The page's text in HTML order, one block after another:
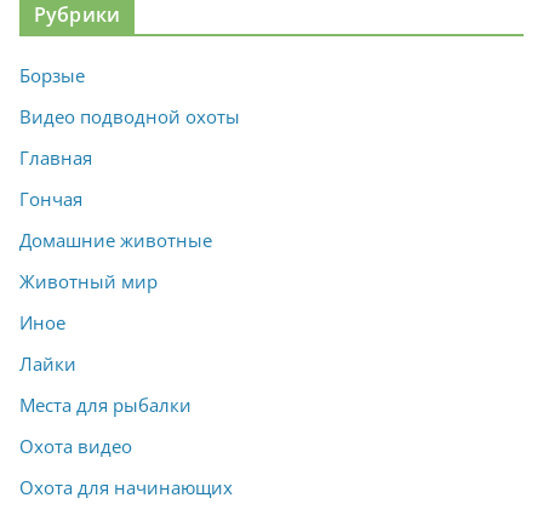
Рубрики
Борзые
Видео подводной охоты
Главная
Гончая
Домашние животные
Животный мир
Иное
Лайки
Места для рыбалки
Охота видео
Охота для начинающих